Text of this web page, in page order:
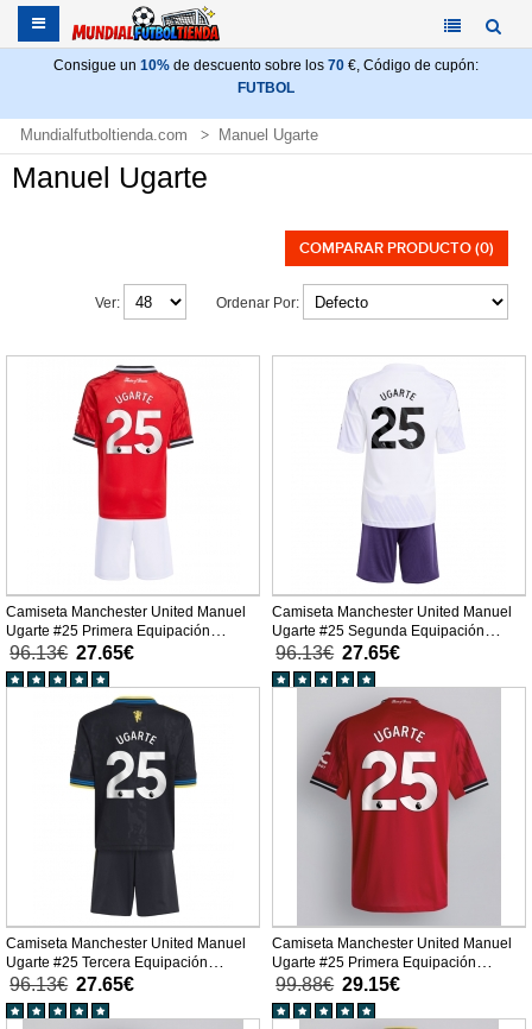
Consigue un 10% de descuento sobre los 70 €, Código de cupón:
FUTBOL
Mundialfutboltienda.com Manuel Ugarte
Manuel Ugarte
COMPARAR PRODUCTO (0)
Ordenar Por:
Ver:
Camiseta Manchester United Manuel
Ugarte #25 Primera Equipación
Replica 2025-26 para niños mangas
cortas (+ Pantalones cortos)
96.13€ 27.65€
Camiseta Manchester United Manuel
Ugarte #25 Segunda Equipación
Replica 2025-26 para niños mangas
cortas (+ Pantalones cortos)
96.13€ 27.65€
Camiseta Manchester United Manuel
Ugarte #25 Tercera Equipación
Replica 2025-26 para niños mangas
cortas (+ Pantalones cortos)
96.13€ 27.65€
Camiseta Manchester United Manuel
Ugarte #25 Primera Equipación
Replica 2025-26 mangas cortas
99.88€ 29.15€